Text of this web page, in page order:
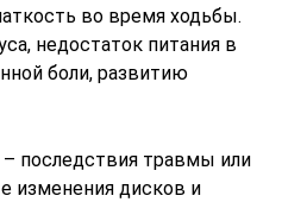
во время ходьбы.
недостаток питания в
боли, развитию
последствия травмы или
изменения дисков и